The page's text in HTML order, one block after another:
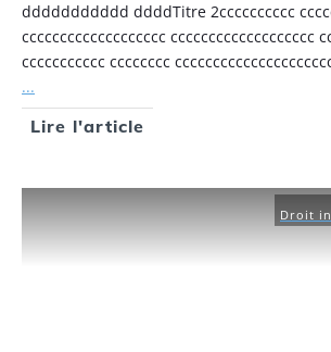
ddddddddddd ddddTitre 2cccccccccc
ccccccccccccccccccc ccccccccccccccccccc
ccccccccccc cccccccc
...
Lire l'article
Droit